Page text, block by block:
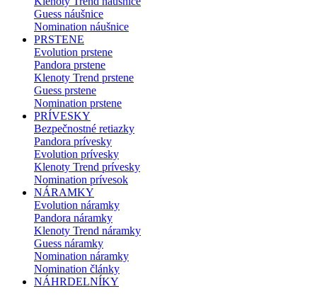
Guess náušnice
Nomination náušnice
PRSTENE
Evolution prstene
Pandora prstene
Klenoty Trend prstene
Guess prstene
Nomination prstene
PRÍVESKY
Bezpečnostné retiazky
Pandora prívesky
Evolution prívesky
Klenoty Trend prívesky
Nomination prívesok
NÁRAMKY
Evolution náramky
Pandora náramky
Klenoty Trend náramky
Guess náramky
Nomination náramky
Nomination články
NÁHRDELNÍKY